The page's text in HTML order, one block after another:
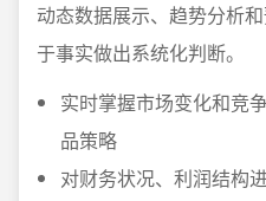
动态数据展示、趋势分析
于事实做出系统化判断。
实时掌握市场变化和竞
品策略
对财务状况、利润结构